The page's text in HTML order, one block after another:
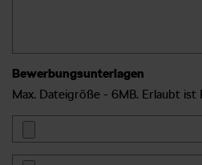
Bewerbungsunterlagen
Max. Dateigröße - 6MB. Erlaubt ist